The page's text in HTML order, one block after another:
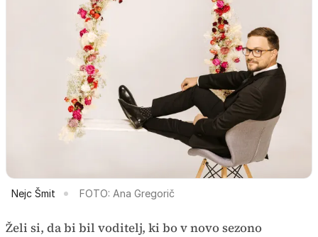
Nejc Šmit FOTO: Ana Gregorič
Želi si, da bi bil voditelj, ki bo v novo sezono